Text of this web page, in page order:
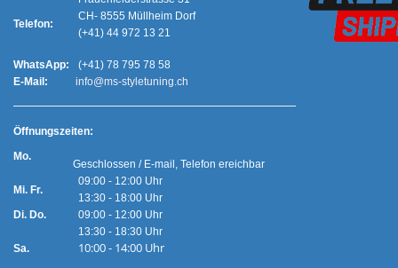
Telefon:
CH- 8555 Müllheim Dorf
(+41) 44 972 13 21
WhatsApp:
(+41) 78 795 78 58
E-Mail:
info@ms-styletuning.ch
Öffnungszeiten:
Mo.
Mi. Fr.
Geschlossen / E-mail, Telefon ereichbar
09:00 - 12:00 Uhr
13:30 - 18:00 Uhr
Di. Do.
Sa.
09:00 - 12:00 Uhr
13:30 - 18:30 Uhr
10:00 - 14:00 Uhr